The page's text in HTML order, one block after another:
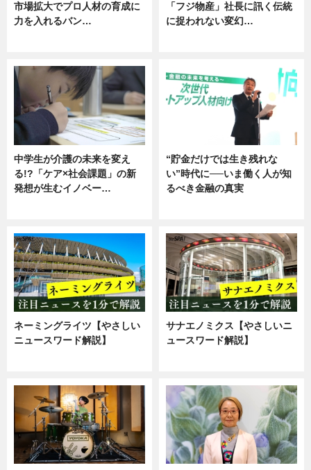
市場拡大でプロ人材の育成に
力を入れるバン…
「フジ物産」社長に訊く伝統
に捉われない変幻…
中学生が介護の未来を変え
る!?「ケア×社会課題」の新
発想が生むイノベー…
“貯金だけでは生き残れな
い”時代に──いま働く人が知
るべき金融の真実
ネーミングライツ【やさしい
ニュースワード解説】
サナエノミクス【やさしいニ
ュースワード解説】